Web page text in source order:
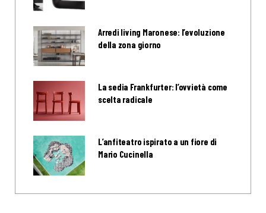
Arredi living Maronese: l’evoluzione
della zona giorno
La sedia Frankfurter: l’ovvietà come
scelta radicale
L’anfiteatro ispirato a un fiore di
Mario Cucinella